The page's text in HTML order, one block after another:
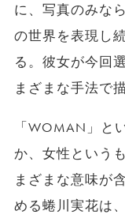
に、写真のみな
の世界を表現し
る。彼女が今回
まざまな手法で
「WOMAN」と
か、女性という
まざまな意味が
める蜷川実花は